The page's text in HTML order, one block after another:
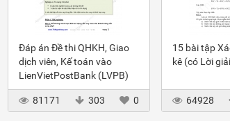
Đáp án Đề thi QHKH, Giao
dịch viên, Kế toán vào
LienVietPostBank (LVPB)
2012
81171
303 0
15 bài tập
kê (có Lời
64928